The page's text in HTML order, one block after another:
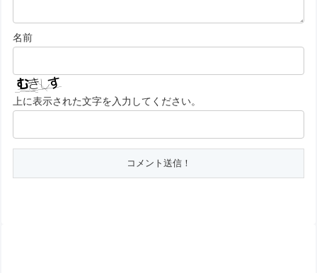
名前
上に表示された文字を入力してください。